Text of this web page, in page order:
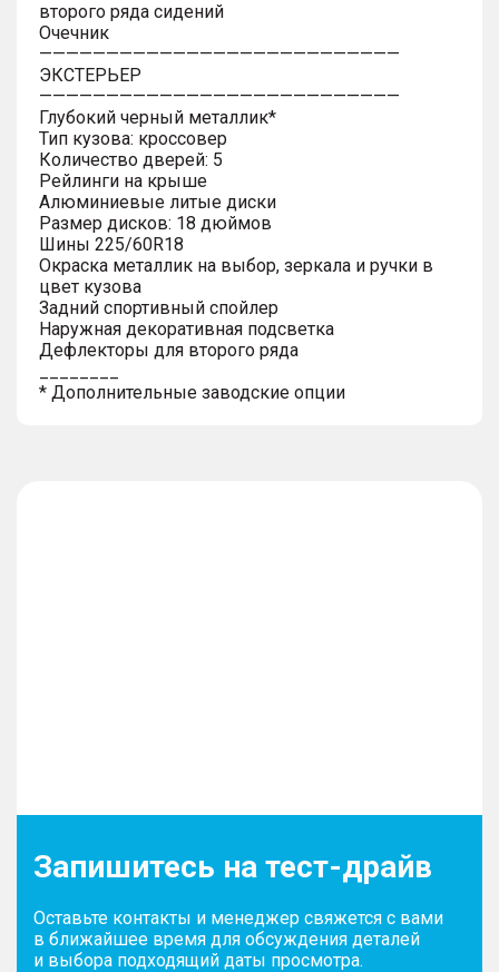
второго ряда сидений
Очечник
———————————————————————————
ЭКСТЕРЬЕР
———————————————————————————
Глубокий черный металлик*
Тип кузова: кроссовер
Количество дверей: 5
Рейлинги на крыше
Алюминиевые литые диски
Размер дисков: 18 дюймов
Шины 225/60R18
Окраска металлик на выбор, зеркала и ручки в
цвет кузова
Задний спортивный спойлер
Наружная декоративная подсветка
Дефлекторы для второго ряда
* Дополнительные заводские опции
Запишитесь на тест-драйв
Оставьте контакты и менеджер свяжется с вами
в ближайшее время для обсуждения деталей
и выбора подходящий даты просмотра.